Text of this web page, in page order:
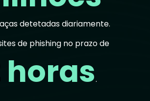
detetadas diariamente.
de phishing no prazo de
horas.